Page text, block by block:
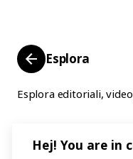
Esplora
Esplora editoriali,
Hej! You are in